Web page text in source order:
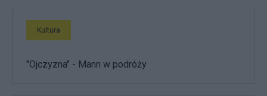
Kultura
"Ojczyzna" - Mann w podróży